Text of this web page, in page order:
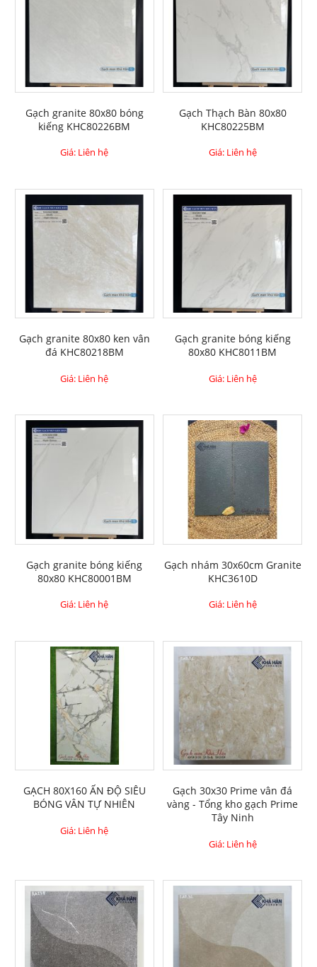
Gạch granite 80x80 bóng
kiếng KHC80226BM
Giá: Liên hệ
Gạch Thạch Bàn 80x80
KHC80225BM
Giá: Liên hệ
Gạch granite 80x80 ken vân
đá KHC80218BM
Giá: Liên hệ
Gạch granite bóng kiếng
80x80 KHC8011BM
Giá: Liên hệ
Gạch granite bóng kiếng
80x80 KHC80001BM
Giá: Liên hệ
Gạch nhám 30x60cm Granite
KHC3610D
Giá: Liên hệ
GẠCH 80X160 ẤN ĐỘ SIÊU
BÓNG VÂN TỰ NHIÊN
Giá: Liên hệ
Gạch 30x30 Prime vân đá
vàng - Tổng kho gạch Prime
Tây Ninh
Giá: Liên hệ